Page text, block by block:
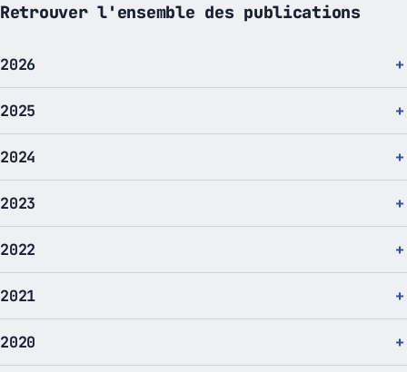
Retrouver l'ensemble des publications
2026
2025
2024
2023
2022
2021
2020